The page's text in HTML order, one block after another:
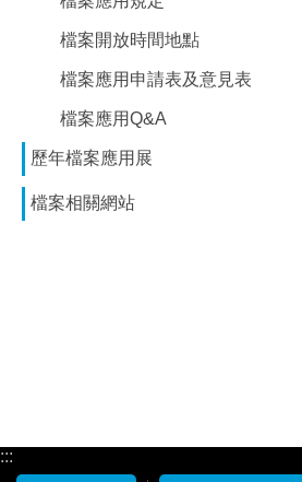
檔案開放時間地點
檔案應用申請表及意見表
檔案應用Q&A
歷年檔案應用展
檔案相關網站
:::